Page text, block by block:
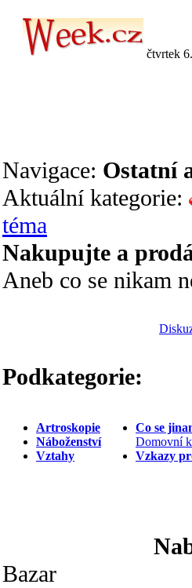
čtvrtek
Navigace: Ostatní
Aktuální kategorie:
téma
Nakupujte a
Aneb co se nikam
Podkategorie:
Artroskopie
Náboženství
Vztahy
Co se
Domovní
Vzkazy
Bazar